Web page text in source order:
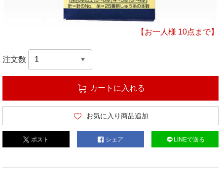
【お一人様 10点まで】
注文数
カートに入れる
お気に入り商品追加
ポスト シェア LINEで送る